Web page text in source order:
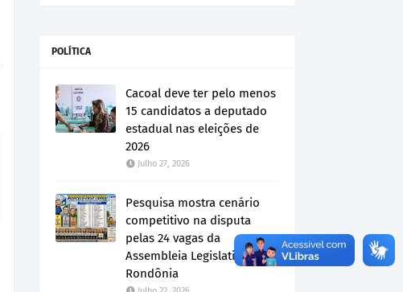
POLÍTICA
Cacoal deve ter pelo menos
15 candidatos a deputado
estadual nas eleições de
2026
Julho 27, 2026
Pesquisa mostra cenário
competitivo na disputa
pelas 24 vagas da
Assembleia Legislativa de
Rondônia